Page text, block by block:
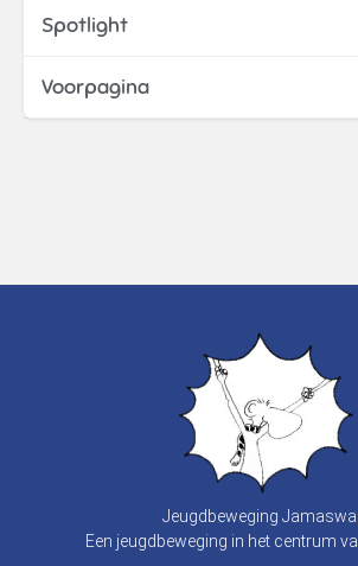
Spotlight
Voorpagina
Jeugdbeweging
Een jeugdbeweging in het centrum